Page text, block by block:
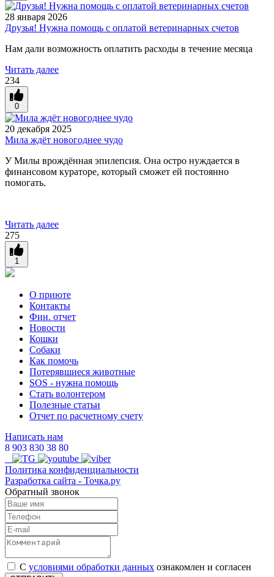
28 января 2026
Друзья! Нужна помощь с оплатой ветеринарных счетов
Нам дали возможность оплатить расходы в течение месяца
Читать далее
234
0
20 декабря 2025
Мила ждёт новогоднее чудо
У Милы врождённая эпилепсия. Она остро нуждается в
финансовом кураторе, который сможет ей постоянно
помогать.
Читать далее
275
1
О приюте
Контакты
Фин. отчет
Новости
Кошки
Собаки
Как помочь
Потерявшиеся животные
SOS - нужна помощь
Стать волонтером
Полезные статьи
Отчет по расчетному счету
Написать нам
8 903 830 38 80
Политика конфиденциальности
Разработка сайта - Точка.ру
Обратный звонок
С условиями обработки данных ознакомлен и согласен